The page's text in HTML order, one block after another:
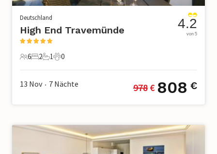
Deutschland
High End Travemünde
6 Gäste
6
2 Schlafzimmer
2
1 Badezimmer
1
0 Haustiere
0
4.2
von 5
13 Nov • 7 Nächte 978 € 808 €